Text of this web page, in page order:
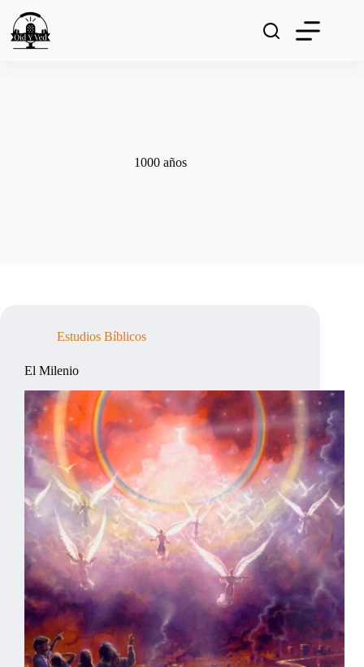
contenido
1000 años
Estudios Bíblicos
El Milenio